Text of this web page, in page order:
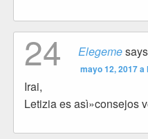
24 Elegeme
mayo 12, 2017 a
Irai,
Letizia es asì»consejos